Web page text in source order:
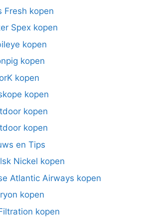
Fresh kopen
Spex kopen
kopen
kopen
kopen
kopen
kopen
kopen
en Tips
Nickel kopen
Atlantic Airways kopen
kopen
kopen